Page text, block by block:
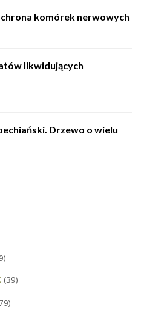
komórek nerwowych
likwidujących
Drzewo o wielu
(39)